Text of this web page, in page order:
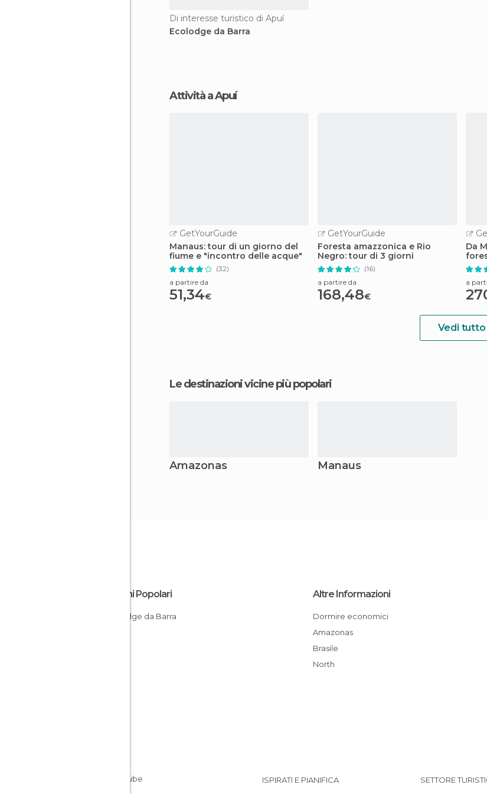
Di interesse turistico di Apuí
Ecolodge da Barra
Attività a Apuí
GetYourGuide
Manaus: tour di un giorno del
fiume e "incontro delle acque"
(32)
a partire da
51,34€
GetYourGuide
Foresta amazzonica e Rio
Negro: tour di 3 giorni
(16)
a partire da
168,48€
Da
a
Vedi tutto
Le destinazioni vicine più popolari
Amazonas Manaus
Luoghi Popolari
Ecolodge da Barra
Altre Informazioni
Dormire economici
Amazonas
Brasile
North
ISPIRATI E PIANIFICA SETTORE